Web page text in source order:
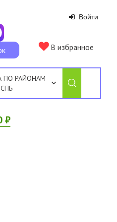
Войти
В избранное
ПО РАЙОНАМ
СПБ
₽